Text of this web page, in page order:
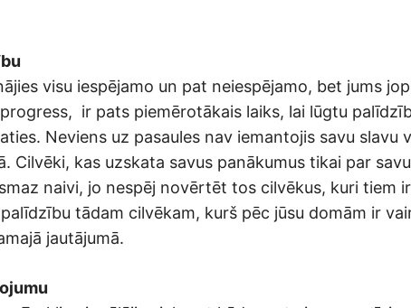
visu iespējamo un pat neiespējamo, bet jums
ir pats piemērotākais laiks, lai lūgtu
Neviens uz pasaules nav iemantojis savu slavu
Cilvēki, kas uzskata savus panākumus tikai par
naivi, jo nespēj novērtēt tos cilvēkus, kuri tiem
tādam cilvēkam, kurš pēc jūsu domām ir
jautājumā.